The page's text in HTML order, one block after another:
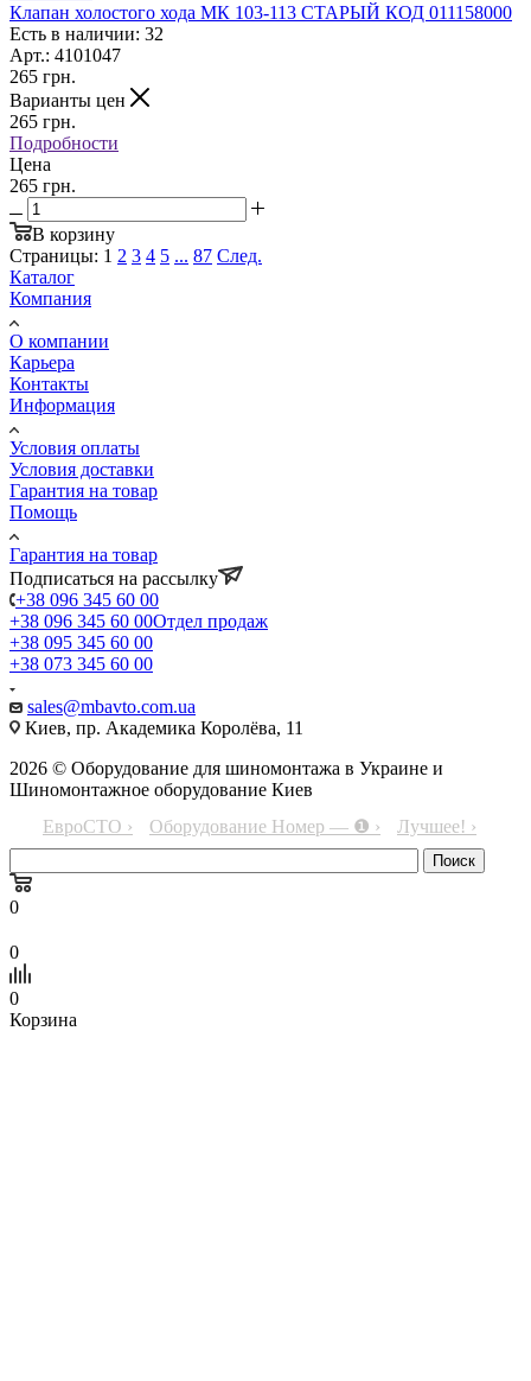
Клапан холостого хода МК 103-113 СТАРЫЙ КОД 011158000
Есть в наличии: 32
Арт.: 4101047
265 грн.
Варианты цен
265 грн.
Подробности
Цена
265 грн.
В корзину
Страницы: 1 2 3 4 5 ... 87 След.
Каталог
Компания
О компании
Карьера
Контакты
Информация
Условия оплаты
Условия доставки
Гарантия на товар
Помощь
Гарантия на товар
Подписаться на рассылку
+38 096 345 60 00
+38 096 345 60 00Отдел продаж
+38 095 345 60 00
+38 073 345 60 00
sales@mbavto.com.ua
Киев, пр. Академика Королёва, 11
2026 © Оборудование для шиномонтажа в Украине и
Шиномонтажное оборудование Киев
ЕвроСТО ›
Оборудование Номер — ❶ › Лучшее! ›
0
0
0
Корзина